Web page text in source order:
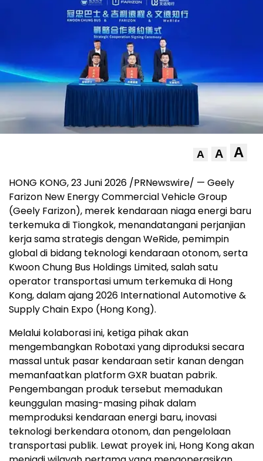
A A A
HONG KONG,23 Juni 2026 /PRNewswire/ — Geely
Farizon New Energy Commercial Vehicle Group
(Geely Farizon), merek kendaraan niaga energi baru
terkemuka di Tiongkok, menandatangani perjanjian
kerja sama strategis dengan WeRide, pemimpin
global di bidang teknologi kendaraan otonom, serta
Kwoon Chung Bus Holdings Limited, salah satu
operator transportasi umum terkemuka di Hong
Kong, dalam ajang 2026 International Automotive &
Supply Chain Expo (Hong Kong).
Melalui kolaborasi ini, ketiga pihak akan
mengembangkan Robotaxi yang diproduksi secara
massal untuk pasar kendaraan setir kanan dengan
memanfaatkan platform GXR buatan pabrik.
Pengembangan produk tersebut memadukan
keunggulan masing-masing pihak dalam
memproduksi kendaraan energi baru, inovasi
teknologi berkendara otonom, dan pengelolaan
transportasi publik. Lewat proyek ini, Hong Kong akan